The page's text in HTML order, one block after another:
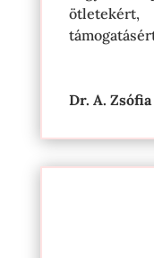
Dr. A. Zsófia